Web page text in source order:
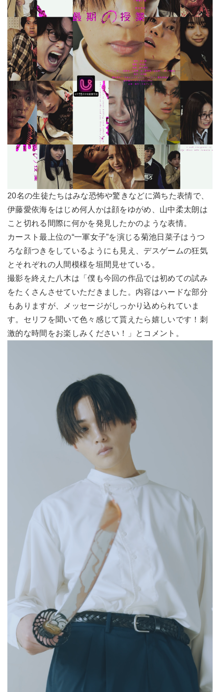
20名の生徒たちはみな恐怖や驚きなどに満ちた表情で、
伊藤愛依海をはじめ何人かは顔をゆがめ、山中柔太朗は
こと切れる間際に何かを発見したかのような表情。
カースト最上位の“一軍女子”を演じる菊池日菜子はうつ
ろな顔つきをしているようにも見え、デスゲームの狂気
とそれぞれの人間模様を垣間見せている。
撮影を終えた八木は「僕も今回の作品では初めての試み
をたくさんさせていただきました。内容はハードな部分
もありますが、メッセージがしっかり込められていま
す。セリフを聞いて色々感じて貰えたら嬉しいです！刺
激的な時間をお楽しみください！」とコメント。